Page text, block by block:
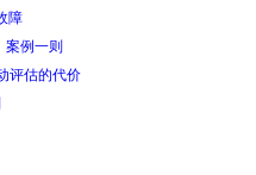
障
例一则
估的代价